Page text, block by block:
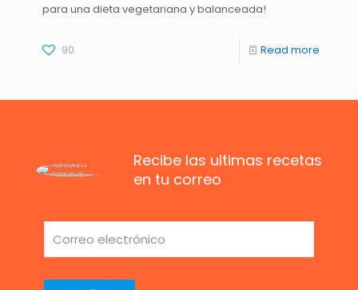
para una dieta vegetariana y balanceada!
90 Read more
Recibe las ultimas recetas
en tu correo